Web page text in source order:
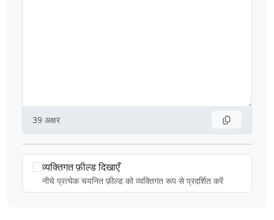
39 अक्षर
व्यक्तिगत फ़ील्ड दिखाएँ
नीचे प्रत्येक चयनित फ़ील्ड को व्यक्तिगत रूप से प्रदर्शित करें